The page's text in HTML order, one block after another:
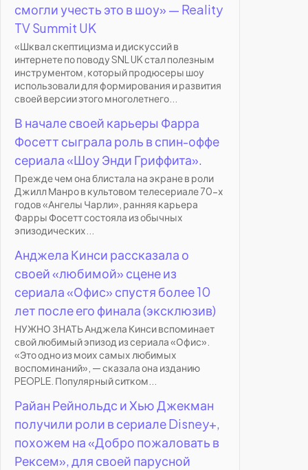
смогли учесть это в шоу» — Reality
TV Summit UK
«Шквал скептицизма и дискуссий в
интернете по поводу SNL UK стал полезным
инструментом, который продюсеры шоу
использовали для формирования и развития
своей версии этого многолетнего...
В начале своей карьеры Фарра
Фосетт сыграла роль в спин-оффе
сериала «Шоу Энди Гриффита».
Прежде чем она блистала на экране в роли
Джилл Манро в культовом телесериале 70-х
годов «Ангелы Чарли», ранняя карьера
Фарры Фосетт состояла из обычных
эпизодических...
Анджела Кинси рассказала о
своей «любимой» сцене из
сериала «Офис» спустя более 10
лет после его финала (эксклюзив)
НУЖНО ЗНАТЬ Анджела Кинси вспоминает
свой любимый эпизод из сериала «Офис».
«Это одно из моих самых любимых
воспоминаний», — сказала она изданию
PEOPLE. Популярный ситком...
Райан Рейнольдс и Хью Джекман
получили роли в сериале Disney+,
похожем на «Добро пожаловать в
Рексем», для своей парусной